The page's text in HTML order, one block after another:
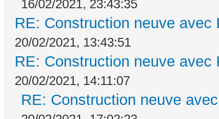
16/02/2021, 23:43:35
RE: Construction neuve avec
20/02/2021, 13:43:51
RE: Construction neuve avec
20/02/2021, 14:11:07
RE: Construction neuve